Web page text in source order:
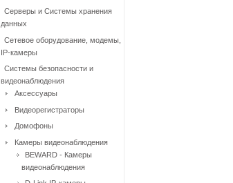
Серверы и Системы хранения
данных
Сетевое оборудование, модемы,
IP-камеры
Системы безопасности и
видеонаблюдения
Аксессуары
Видеорегистраторы
Домофоны
Камеры видеонаблюдения
BEWARD - Камеры
видеонаблюдения